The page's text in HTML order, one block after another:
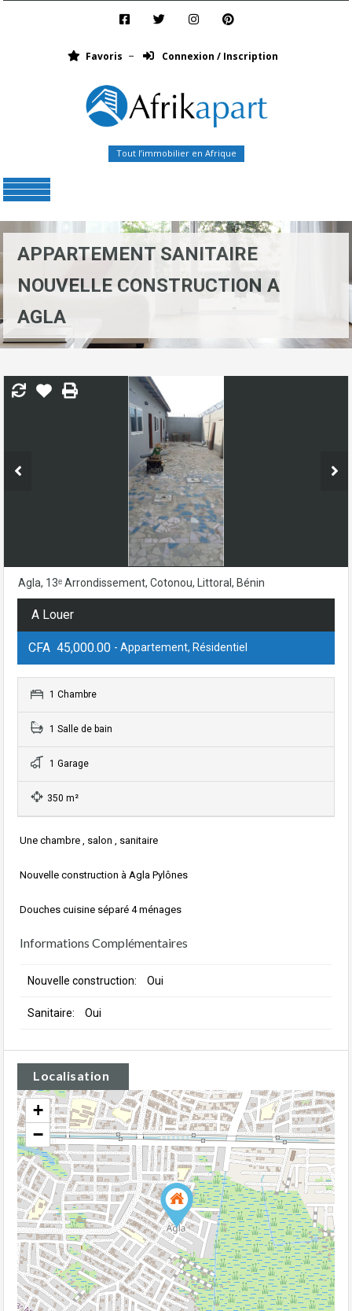
Favoris Connexion / Inscription
Tout l’immobilier en Afrique
APPARTEMENT SANITAIRE
NOUVELLE CONSTRUCTION A
AGLA
Agla, 13ᵉ Arrondissement, Cotonou, Littoral, Bénin
A Louer
CFA 45,000.00 - Appartement, Résidentiel
1 Chambre
1 Salle de bain
1 Garage
350 m²
Une chambre , salon , sanitaire
Nouvelle construction à Agla Pylônes
Douches cuisine séparé 4 ménages
Informations Complémentaires
Nouvelle construction: Oui
Sanitaire: Oui
Localisation
+
−